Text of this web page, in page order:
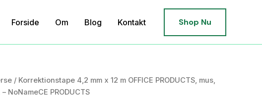
Forside Om Blog Kontakt Shop Nu
/ Korrektionstape 4,2 mm x 12 m OFFICE PRODUCTS, mus,
NoNameCE PRODUCTS